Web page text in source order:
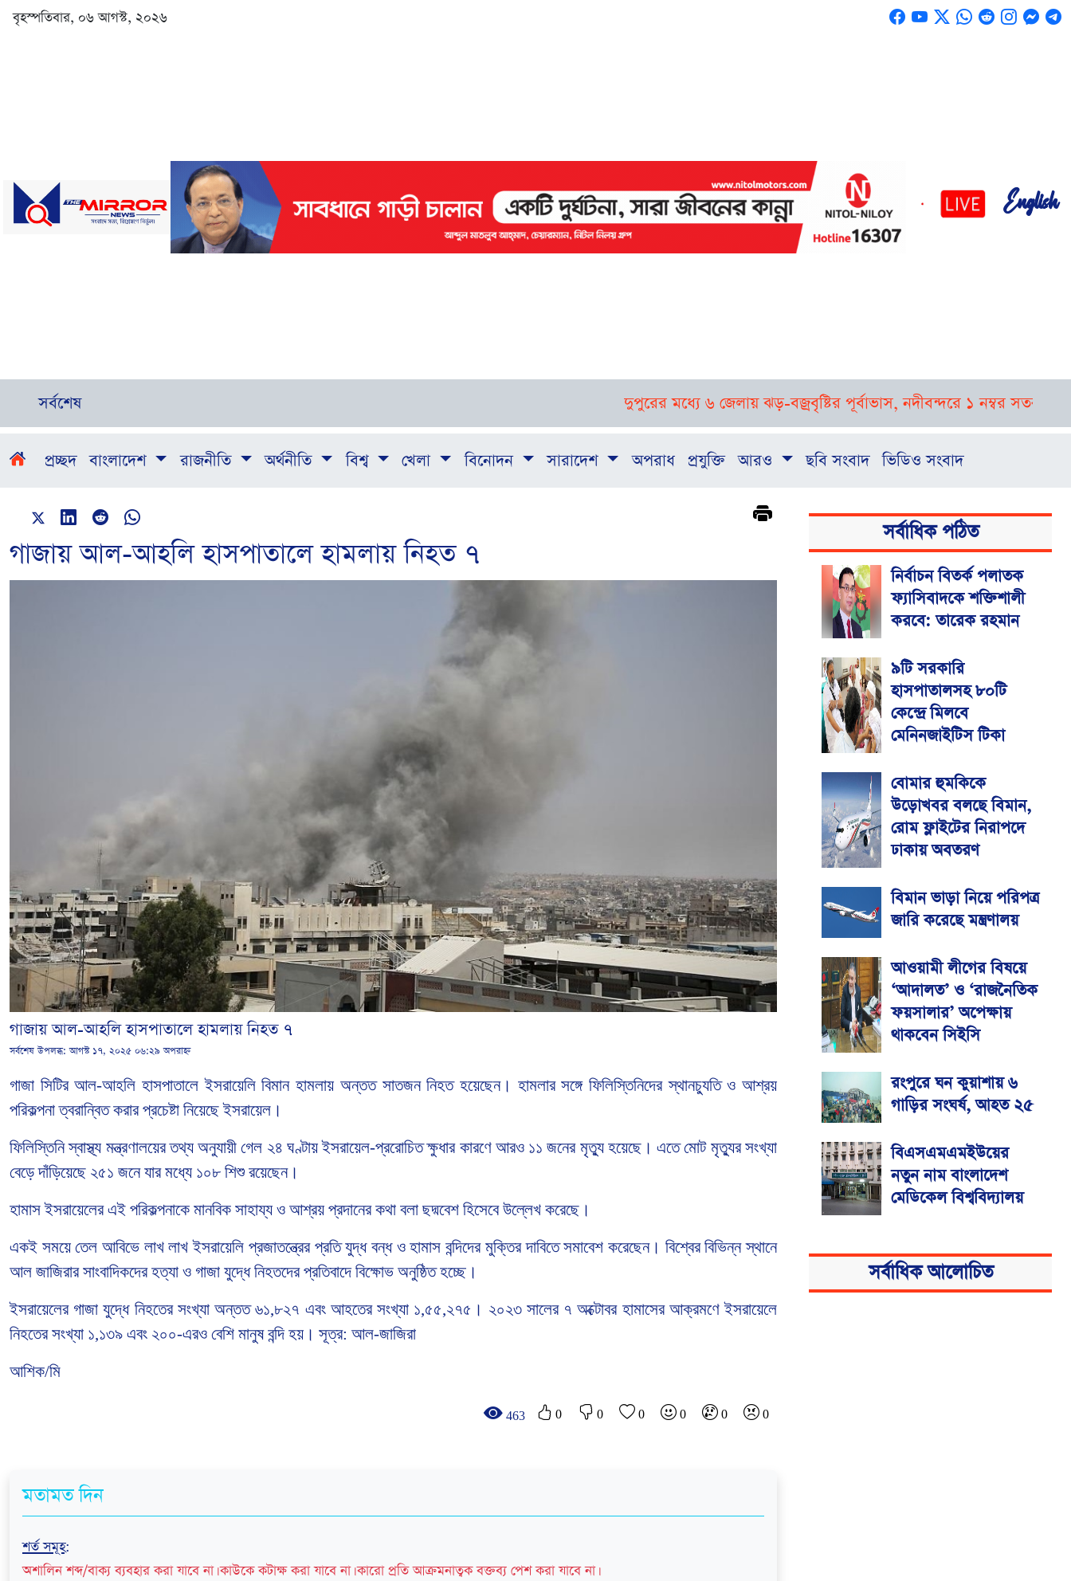
বৃহস্পতিবার, ০৬ আগস্ট, ২০২৬
English
সর্বশেষ দুপুরের মধ্যে ৬ জেলায় ঝড়-বজ্রবৃষ্টির পূর্বাভাস, নদীবন্দরে ১ নম্বর সতর্ক সংকেত
প্রচ্ছদ বাংলাদেশ রাজনীতি অর্থনীতি বিশ্ব খেলা বিনোদন সারাদেশ অপরাধ প্রযুক্তি আরও ছবি সংবাদ ভিডিও সংবাদ
গাজায় আল-আহলি হাসপাতালে হামলায় নিহত ৭
গাজায় আল-আহলি হাসপাতালে হামলায় নিহত ৭
সর্বশেষ উপলব্ধ:আগস্ট ১৭, ২০২৫ ০৬:২৯ অপরাহ্ন
গাজা সিটির আল-আহলি হাসপাতালে ইসরায়েলি বিমান হামলায় অন্তত সাতজন নিহত হয়েছেন। হামলার সঙ্গে ফিলিস্তিনিদের স্থানচ্যুতি ও আশ্রয়
পরিকল্পনা ত্বরান্বিত করার প্রচেষ্টা নিয়েছে ইসরায়েল।
ফিলিস্তিনি স্বাস্থ্য মন্ত্রণালয়ের তথ্য অনুযায়ী গেল ২৪ ঘণ্টায় ইসরায়েল-প্ররোচিত ক্ষুধার কারণে আরও ১১ জনের মৃত্যু হয়েছে। এতে মোট মৃত্যুর সংখ্যা
বেড়ে দাঁড়িয়েছে ২৫১ জনে যার মধ্যে ১০৮ শিশু রয়েছেন।
হামাস ইসরায়েলের এই পরিকল্পনাকে মানবিক সাহায্য ও আশ্রয় প্রদানের কথা বলা ছদ্মবেশ হিসেবে উল্লেখ করেছে।
একই সময়ে তেল আবিভে লাখ লাখ ইসরায়েলি প্রজাতন্ত্রের প্রতি যুদ্ধ বন্ধ ও হামাস বন্দিদের মুক্তির দাবিতে সমাবেশ করেছেন। বিশ্বের বিভিন্ন স্থানে
আল জাজিরার সাংবাদিকদের হত্যা ও গাজা যুদ্ধে নিহতদের প্রতিবাদে বিক্ষোভ অনুষ্ঠিত হচ্ছে।
ইসরায়েলের গাজা যুদ্ধে নিহতের সংখ্যা অন্তত ৬১,৮২৭ এবং আহতের সংখ্যা ১,৫৫,২৭৫। ২০২৩ সালের ৭ অক্টোবর হামাসের আক্রমণে ইসরায়েলে
নিহতের সংখ্যা ১,১৩৯ এবং ২০০-এরও বেশি মানুষ বন্দি হয়। সূত্র: আল-জাজিরা
আশিক/মি
463 0 0 0 0 0 0
মতামত দিন
শর্ত সমূহ:
অশালিন শব্দ/বাক্য ব্যবহার করা যাবে না। কাউকে কটাক্ষ করা যাবে না। কারো প্রতি আক্রমনাত্বক বক্তব্য পেশ করা যাবে না।
সর্বাধিক পঠিত
নির্বাচন বিতর্ক পলাতক
ফ্যাসিবাদকে শক্তিশালী
করবে: তারেক রহমান
৯টি সরকারি
হাসপাতালসহ ৮০টি
কেন্দ্রে মিলবে
মেনিনজাইটিস টিকা
বোমার হুমকিকে
উড়োখবর বলছে বিমান,
রোম ফ্লাইটের নিরাপদে
ঢাকায় অবতরণ
বিমান ভাড়া নিয়ে পরিপত্র
জারি করেছে মন্ত্রণালয়
আওয়ামী লীগের বিষয়ে
‘আদালত’ ও ‘রাজনৈতিক
ফয়সালার’ অপেক্ষায়
থাকবেন সিইসি
রংপুরে ঘন কুয়াশায় ৬
গাড়ির সংঘর্ষ, আহত ২৫
বিএসএমএমইউয়ের
নতুন নাম বাংলাদেশ
মেডিকেল বিশ্ববিদ্যালয়
সর্বাধিক আলোচিত